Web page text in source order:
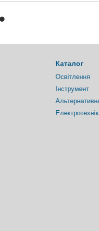
Каталог
Освітлення
Інструмент